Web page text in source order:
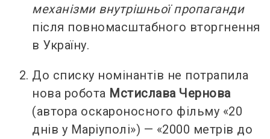
механізми внутрішньої пропаганди
після повномасштабного вторгнення
в Україну.
До списку номінантів не потрапила
нова робота Мстислава Чернова
(автора оскароносного фільму «20
днів у Маріуполі») — «2000 метрів до